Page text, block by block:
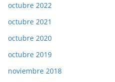
octubre 2022
octubre 2021
octubre 2020
octubre 2019
noviembre 2018